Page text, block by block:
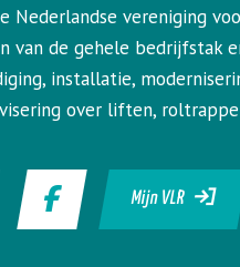
Nederlandse vereniging
van de gehele bedrijfstak
installatie,
over liften,
Mijn VLR